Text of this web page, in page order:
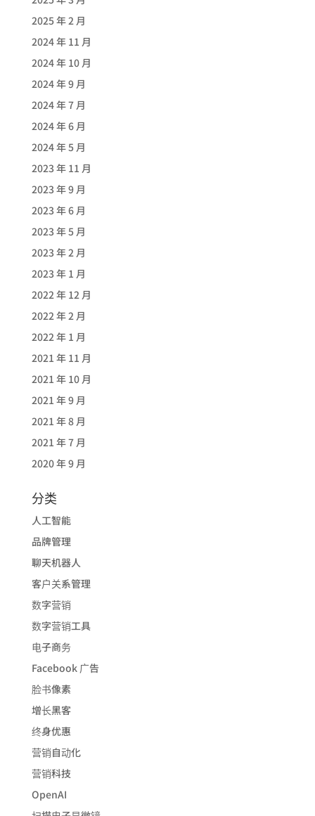
2025 年 2 月
2024 年 11 月
2024 年 10 月
2024 年 9 月
2024 年 7 月
2024 年 6 月
2024 年 5 月
2023 年 11 月
2023 年 9 月
2023 年 6 月
2023 年 5 月
2023 年 2 月
2023 年 1 月
2022 年 12 月
2022 年 2 月
2022 年 1 月
2021 年 11 月
2021 年 10 月
2021 年 9 月
2021 年 8 月
2021 年 7 月
2020 年 9 月
分类
人工智能
品牌管理
聊天机器人
客户关系管理
数字营销
数字营销工具
电子商务
Facebook 广告
脸书像素
增长黑客
终身优惠
营销自动化
营销科技
OpenAI